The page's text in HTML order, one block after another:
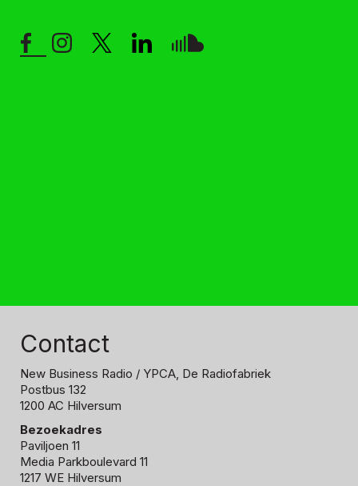
Contact
New Business Radio / YPCA, De Radiofabriek
Postbus 132
1200 AC Hilversum
Bezoekadres
Paviljoen 11
Media Parkboulevard 11
1217 WE Hilversum